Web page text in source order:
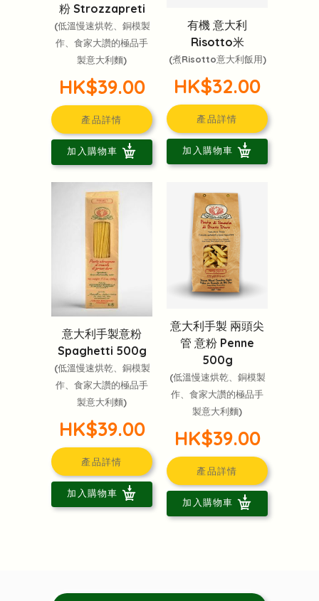
粉 Strozzapreti
(低溫慢速烘乾、銅模製
作、食家大讚的極品手
製意大利麵)
HK$39.00
產品詳情
加入購物車
有機 意大利
Risotto米
(煮Risotto意大利飯用)
HK$32.00
產品詳情
加入購物車
意大利手製意粉
Spaghetti 500g
(低溫慢速烘乾、銅模製
作、食家大讚的極品手
製意大利麵)
HK$39.00
產品詳情
加入購物車
意大利手製 兩頭尖
管 意粉 Penne
500g
(低溫慢速烘乾、銅模製
作、食家大讚的極品手
製意大利麵)
HK$39.00
產品詳情
加入購物車